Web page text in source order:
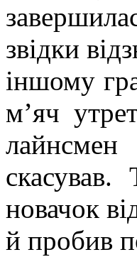
звідки
іншому
м’яч
новачок
й пробив